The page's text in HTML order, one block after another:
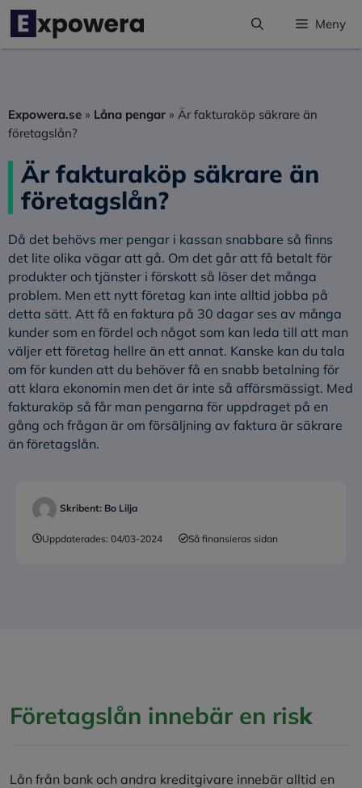
Hoppa
innehåll
Meny
Expowera.se » Låna pengar » Är fakturaköp säkrare än
företagslån?
Är fakturaköp säkrare än
företagslån?
Då det behövs mer pengar i kassan snabbare så finns
det lite olika vägar att gå. Om det går att få betalt för
produkter och tjänster i förskott så löser det många
problem. Men ett nytt företag kan inte alltid jobba på
detta sätt. Att få en faktura på 30 dagar ses av många
kunder som en fördel och något som kan leda till att man
väljer ett företag hellre än ett annat. Kanske kan du tala
om för kunden att du behöver få en snabb betalning för
att klara ekonomin men det är inte så affärsmässigt. Med
fakturaköp så får man pengarna för uppdraget på en
gång och frågan är om försäljning av faktura är säkrare
än företagslån.
Skribent: Bo Lilja
Uppdaterades: 04/03-2024 Så finansieras sidan
Företagslån innebär en risk
Lån från bank och andra kreditgivare innebär alltid en